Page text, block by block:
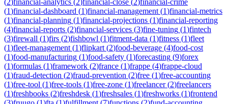
(1)financial-dashboard (1)financial-management (1)financial-metrics
(1)financial-planning (1)financial-projections (1)financial-reporting
(4)financial-reports (2)financial-services (3)fine-tuning (1)fintech
(3)firewall (1)firs (2)fishbowl (1)fitment-data (1)fitness (1)fleet
(1)fleet-management (1)flipkart (2)food-beverage (4)food-cost
(1)food-manufacturing (1)food-safety (1)forecasting (9)forex
(1)formulas (1)framework (2)france (1)frappe (4)frappe-cloud
(1)fraud-detection (2)fraud-prevention (2)free (1)free-accounting
(1)free-tool (1)free-tools (1)free-zone (1)freelancer(2)freelancers
(1)freshbooks (2)freshdesk (1)freshsales (1)freshworks (1)frontend